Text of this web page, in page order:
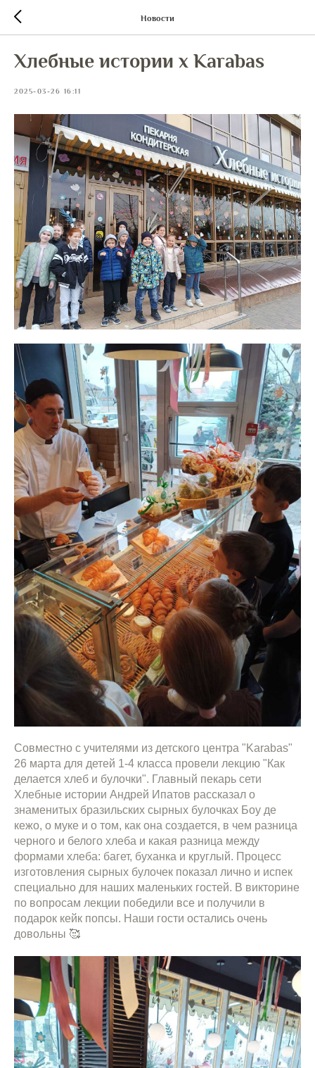
Новости
Хлебные истории x Karabas
2025-03-26 16:11
Совместно с учителями из детского центра "Karabas"
26 марта для детей 1-4 класса провели лекцию "Как
делается хлеб и булочки". Главный пекарь сети
Хлебные истории Андрей Ипатов рассказал о
знаменитых бразильских сырных булочках Боу де
кежо, о муке и о том, как она создается, в чем разница
черного и белого хлеба и какая разница между
формами хлеба: багет, буханка и круглый. Процесс
изготовления сырных булочек показал лично и испек
специально для наших маленьких гостей. В викторине
по вопросам лекции победили все и получили в
подарок кейк попсы. Наши гости остались очень
довольны 🥰